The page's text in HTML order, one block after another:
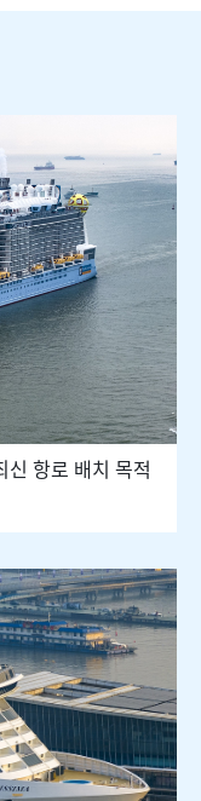
신 항로 배치 목적